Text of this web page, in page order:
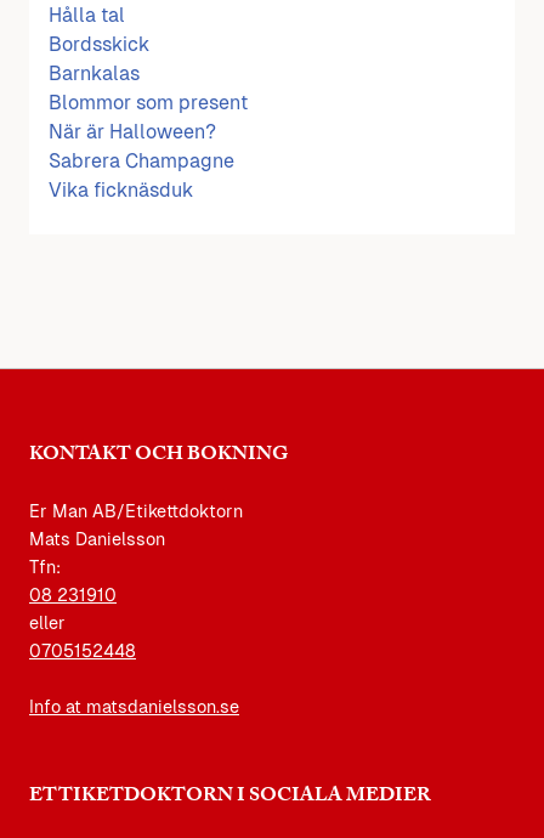
Hålla tal
Bordsskick
Barnkalas
Blommor som present
När är Halloween?
Sabrera Champagne
Vika ficknäsduk
KONTAKT OCH BOKNING
Er Man AB/Etikettdoktorn
Mats Danielsson
Tfn:
08 231910
eller
0705152448
Info at matsdanielsson.se
ETTIKETDOKTORN I SOCIALA MEDIER